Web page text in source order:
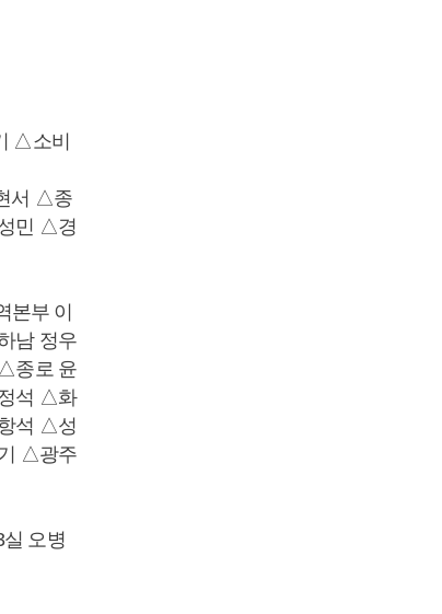
△소비
서 △종
민 △경
부 이
남 정우
종로 윤
석 △화
석 △성
△광주
오병